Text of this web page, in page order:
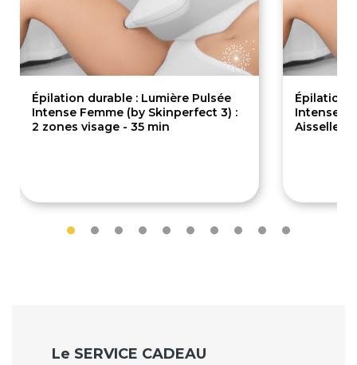
Épilation durable : Lumière Pulsée
Intense Femme (by Skinperfect 3) :
2 zones visage - 35 min
Épilation
Intense
Aisselles
Le SERVICE CADEAU